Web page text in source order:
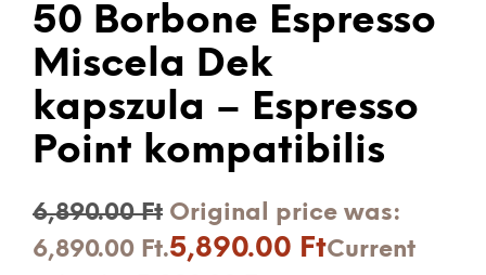
50 Borbone Espresso
Miscela Dek
kapszula – Espresso
Point kompatibilis
6,890.00Ft Original price was:
6,890.00 Ft.5,890.00 FtCurrent